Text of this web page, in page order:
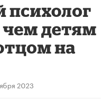
психолог
чем детям
на
2023